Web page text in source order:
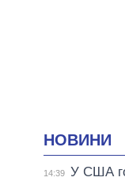
НОВИНИ
14:39 У США